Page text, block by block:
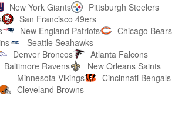
New York Giants
Pittsburgh Steelers
San Francisco 49ers
New England Patriots
Chicago Bears
Seattle Seahawks
Denver Broncos
Atlanta Falcons
Baltimore Ravens
New Orleans Saints
Minnesota Vikings
Cincinnati Bengals
Cleveland Browns